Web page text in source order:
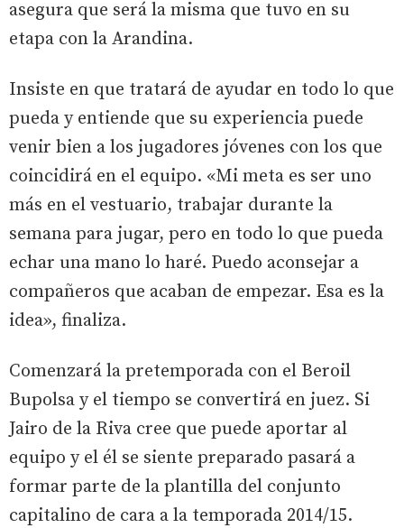
asegura que será la misma que tuvo en su
etapa con la Arandina.
Insiste en que tratará de ayudar en todo lo que
pueda y entiende que su experiencia puede
venir bien a los jugadores jóvenes con los que
coincidirá en el equipo. «Mi meta es ser uno
más en el vestuario, trabajar durante la
semana para jugar, pero en todo lo que pueda
echar una mano lo haré. Puedo aconsejar a
compañeros que acaban de empezar. Esa es la
idea», finaliza.
Comenzará la pretemporada con el Beroil
Bupolsa y el tiempo se convertirá en juez. Si
Jairo de la Riva cree que puede aportar al
equipo y el él se siente preparado pasará a
formar parte de la plantilla del conjunto
capitalino de cara a la temporada 2014/15.